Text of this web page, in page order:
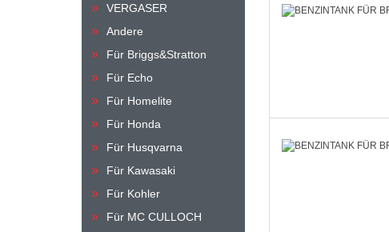
VERGASER
Andere
Für Briggs&Stratton
Für Echo
Für Homelite
Für Honda
Für Husqvarna
Für Kawasaki
Für Kohler
Für MC CULLOCH